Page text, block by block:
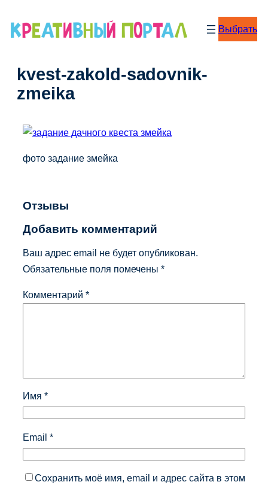
Выбрать
kvest-zakold-sadovnik-
zmeika
фото задание змейка
Отзывы
Добавить комментарий
Ваш адрес email не будет опубликован.
Обязательные поля помечены *
Комментарий *
Имя *
Email *
Сохранить моё имя, email и адрес сайта в этом